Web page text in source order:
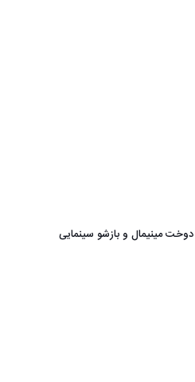
مینیمال و بازشو سینمایی